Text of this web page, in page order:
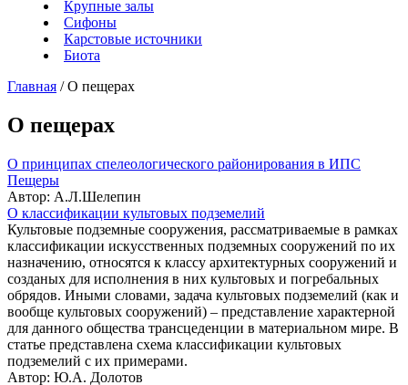
Крупные залы
Сифоны
Карстовые источники
Биота
Главная / О пещерах
О пещерах
О принципах спелеологического районирования в ИПС
Пещеры
Автор: А.Л.Шелепин
О классификации культовых подземелий
Культовые подземные сооружения, рассматриваемые в рамках
классификации искусственных подземных сооружений по их
назначению, относятся к классу архитектурных сооружений и
созданых для исполнения в них культовых и погребальных
обрядов. Иными словами, задача культовых подземелий (как и
вообще культовых сооружений) – представление характерной
для данного общества трансцеденции в материальном мире. В
статье представлена схема классификации культовых
подземелий с их примерами.
Автор: Ю.А. Долотов